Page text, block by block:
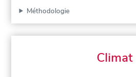
Méthodologie
Climat